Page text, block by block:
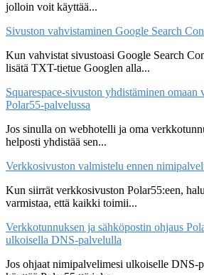
jolloin voit käyttää...
Sivuston vahvistaminen Google Search
Kun vahvistat sivustoasi Google Search
lisätä TXT-tietue Googlen alla...
Squarespace-sivuston yhdistäminen omaan
Polar55-palvelussa
Jos sinulla on webhotelli ja oma
helposti yhdistää sen...
Verkkosivuston valmistelu ennen
Kun siirrät verkkosivuston Polar55:een,
varmistaa, että kaikki toimii...
Verkkotunnuksen ja sähköpostin ohjaus
ulkoisella DNS-palvelulla
Jos ohjaat nimipalvelimesi ulkoiselle DNS-